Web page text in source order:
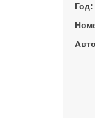
Год: